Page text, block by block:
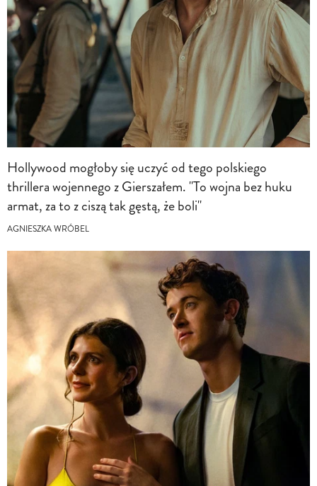
Hollywood mogłoby się uczyć od tego polskiego
thrillera wojennego z Gierszałem. "To wojna bez huku
armat, za to z ciszą tak gęstą, że boli"
AGNIESZKA WRÓBEL